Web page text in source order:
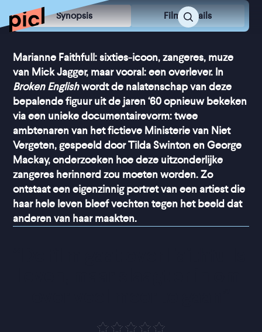
Synopsis Film Details
Marianne Faithfull: sixties-icoon, zangeres, muze
van Mick Jagger, maar vooral: een overlever. In
Broken Englishwordt de nalatenschap van deze
bepalende figuur uit de jaren ‘60 opnieuw bekeken
via een unieke documentairevorm: twee
ambtenaren van het fictieve Ministerie van Niet
Vergeten, gespeeld door Tilda Swinton en George
Mackay, onderzoeken hoe deze uitzonderlijke
zangeres herinnerd zou moeten worden. Zo
ontstaat een eigenzinnig portret van een artiest die
haar hele leven bleef vechten tegen het beeld dat
anderen van haar maakten.